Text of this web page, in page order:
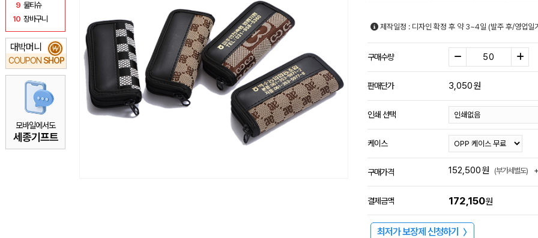
9 물티슈
10 장바구니
대박머니
COUPON SHOP
₩
모바일에서도
세종기프트
제작일정 : 디자인 확정 후 약 3~4일 (발주 후/영업일
구매수량
판매단가 3,050원
인쇄 선택
케이스
구매가격 152,500원 (부가세별도)
결제금액 172,150원
최저가 보장제 신청하기 〉